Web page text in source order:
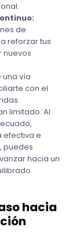
de
reforzar tus
nuevos
una vía
con el
limitado. Al
efectiva e
puedes
hacia un
hacia